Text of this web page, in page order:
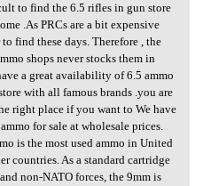
to find the 6.5 rifles in gun store
.As PRCs are a bit expensive
find these days. Therefore , the
shops never stocks them in
a great availability of 6.5 ammo
with all famous brands .you are
right place if you want to We have
for sale at wholesale prices.
is the most used ammo in United
countries. As a standard cartridge
non-NATO forces, the 9mm is